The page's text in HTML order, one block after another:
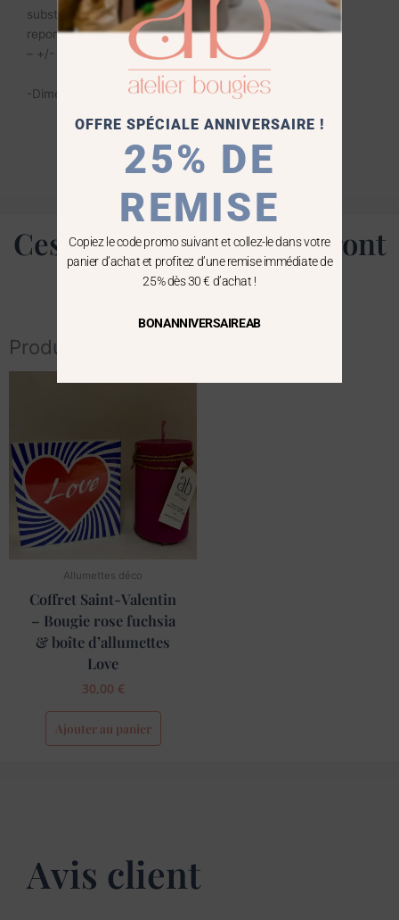
substances CMR (cancérigènes, mutagènes,
reportoxiques).
– +/- 60 H de brûlage
-Dimensions Contenant : H. 5 cm x diam. 5 cm
Ces produits vous séduiront
aussi
Produits similaires
Allumettes déco
Coffret Saint-Valentin
– Bougie rose fuchsia
& boîte d’allumettes
Love
30,00 €
Ajouter au panier
Avis client
OFFRE SPÉCIALE ANNIVERSAIRE !
25% DE
REMISE
Copiez le code promo suivant et collez-le dans votre
panier d’achat et profitez d’une remise immédiate de
25% dès 30 € d’achat !
BONANNIVERSAIREAB